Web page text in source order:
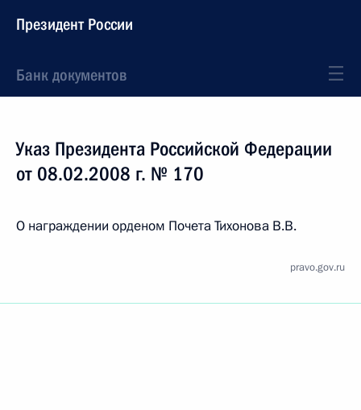
Президент России
Банк документов
Указ Президента Российской Федерации
от 08.02.2008 г. № 170
О награждении орденом Почета Тихонова В.В.
pravo.gov.ru